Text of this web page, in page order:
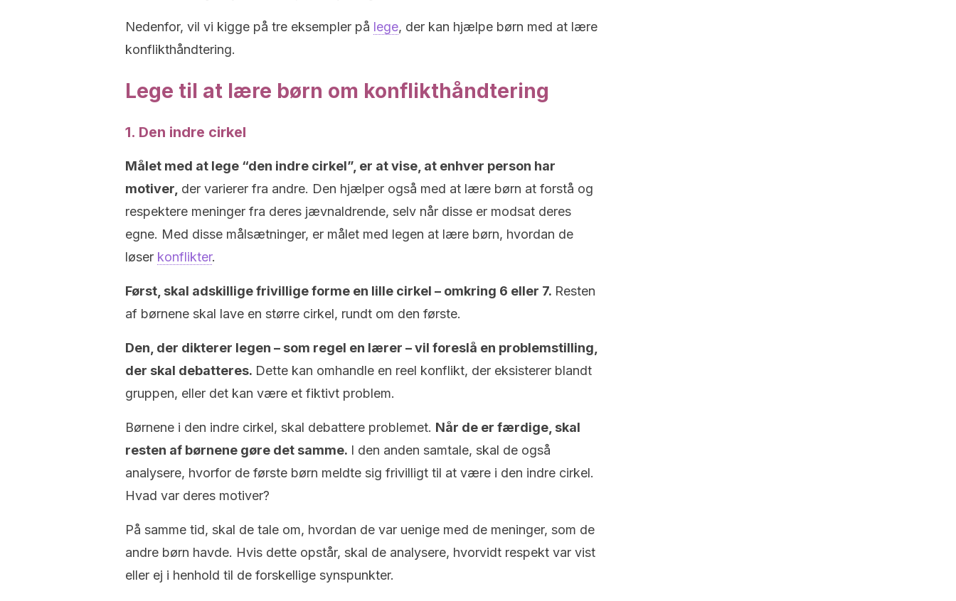
Nedenfor, vil vi kigge på tre eksempler på lege, der kan hjælpe børn med at lære
konflikthåndtering.
Lege til at lære børn om konflikthåndtering
1. Den indre cirkel
Målet med at lege “den indre cirkel”, er at vise, at enhver person har
motiver, der varierer fra andre. Den hjælper også med at lære børn at forstå og
respektere meninger fra deres jævnaldrende, selv når disse er modsat deres
egne. Med disse målsætninger, er målet med legen at lære børn, hvordan de
løser konflikter.
Først, skal adskillige frivillige forme en lille cirkel – omkring 6 eller 7. Resten
af børnene skal lave en større cirkel, rundt om den første.
Den, der dikterer legen – som regel en lærer – vil foreslå en problemstilling,
der skal debatteres. Dette kan omhandle en reel konflikt, der eksisterer blandt
gruppen, eller det kan være et fiktivt problem.
Børnene i den indre cirkel, skal debattere problemet. Når de er færdige, skal
resten af børnene gøre det samme. I den anden samtale, skal de også
analysere, hvorfor de første børn meldte sig frivilligt til at være i den indre cirkel.
Hvad var deres motiver?
På samme tid, skal de tale om, hvordan de var uenige med de meninger, som de
andre børn havde. Hvis dette opstår, skal de analysere, hvorvidt respekt var vist
eller ej i henhold til de forskellige synspunkter.